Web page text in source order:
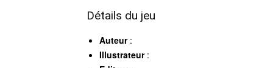
Détails du jeu
Auteur:
Illustrateur: